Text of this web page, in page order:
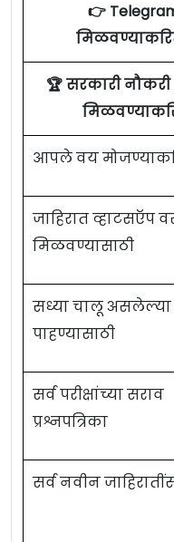
👉
🏆 सरकारी
आपले वय
जाहिरात व्हाटसऍप
मिळवण्यासाठी
सध्या चालू असलेल्या
पाहण्यासाठी
सर्व परीक्षांच्या सराव
प्रश्नपत्रिका
सर्व नवीन